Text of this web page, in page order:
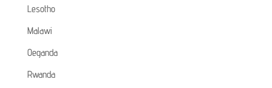
Lesotho
Malawi
Oeganda
Rwanda